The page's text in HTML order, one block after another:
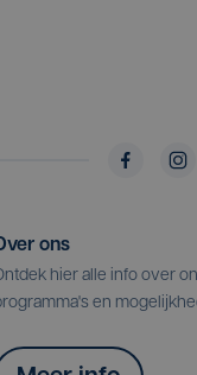
ons
hier alle info over
en